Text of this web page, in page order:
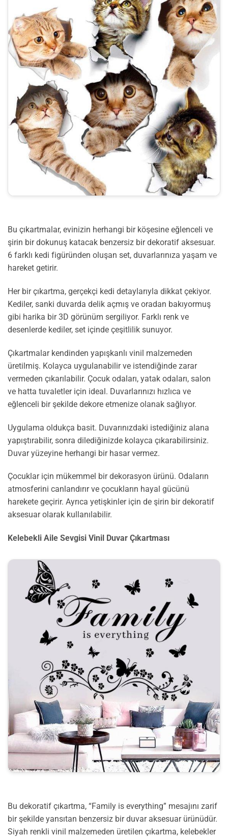
Bu çıkartmalar, evinizin herhangi bir köşesine eğlenceli ve
şirin bir dokunuş katacak benzersiz bir dekoratif aksesuar.
6 farklı kedi figüründen oluşan set, duvarlarınıza yaşam ve
hareket getirir.
Her bir çıkartma, gerçekçi kedi detaylarıyla dikkat çekiyor.
Kediler, sanki duvarda delik açmış ve oradan bakıyormuş
gibi harika bir 3D görünüm sergiliyor. Farklı renk ve
desenlerde kediler, set içinde çeşitlilik sunuyor.
Çıkartmalar kendinden yapışkanlı vinil malzemeden
üretilmiş. Kolayca uygulanabilir ve istendiğinde zarar
vermeden çıkarılabilir. Çocuk odaları, yatak odaları, salon
ve hatta tuvaletler için ideal. Duvarlarınızı hızlıca ve
eğlenceli bir şekilde dekore etmenize olanak sağlıyor.
Uygulama oldukça basit. Duvarınızdaki istediğiniz alana
yapıştırabilir, sonra dilediğinizde kolayca çıkarabilirsiniz.
Duvar yüzeyine herhangi bir hasar vermez.
Çocuklar için mükemmel bir dekorasyon ürünü. Odaların
atmosferini canlandırır ve çocukların hayal gücünü
harekete geçirir. Ayrıca yetişkinler için de şirin bir dekoratif
aksesuar olarak kullanılabilir.
Kelebekli Aile Sevgisi Vinil Duvar Çıkartması
Bu dekoratif çıkartma, “Family is everything” mesajını zarif
bir şekilde yansıtan benzersiz bir duvar aksesuar ürünüdür.
Siyah renkli vinil malzemeden üretilen çıkartma, kelebekler